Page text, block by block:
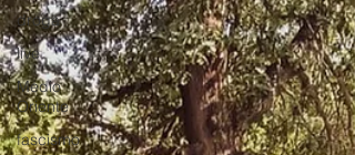
droga
live
Medio
Oriente
fascismo